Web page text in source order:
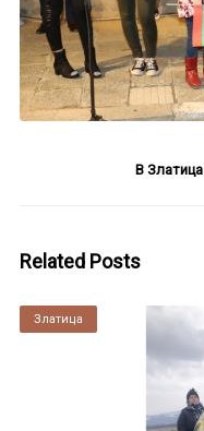
В
Related Posts
Златица